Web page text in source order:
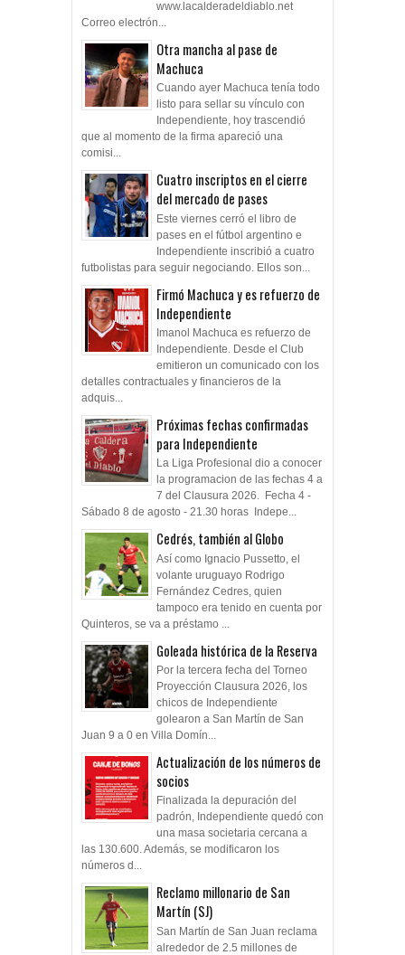
www.lacalderadeldiablo.net
Correo electrón...
Otra mancha al pase de
Machuca
Cuando ayer Machuca tenía todo
listo para sellar su vínculo con
Independiente, hoy trascendió
que al momento de la firma apareció una
comisi...
Cuatro inscriptos en el cierre
del mercado de pases
Este viernes cerró el libro de
pases en el fútbol argentino e
Independiente inscribió a cuatro
futbolistas para seguir negociando. Ellos son...
Firmó Machuca y es refuerzo de
Independiente
Imanol Machuca es refuerzo de
Independiente. Desde el Club
emitieron un comunicado con los
detalles contractuales y financieros de la
adquis...
Próximas fechas confirmadas
para Independiente
La Liga Profesional dio a conocer
la programacion de las fechas 4 a
7 del Clausura 2026. Fecha 4 -
Sábado 8 de agosto - 21.30 horas Indepe...
Cedrés, también al Globo
Así como Ignacio Pussetto, el
volante uruguayo Rodrigo
Fernández Cedres, quien
tampoco era tenido en cuenta por
Quinteros, se va a préstamo ...
Goleada histórica de la Reserva
Por la tercera fecha del Torneo
Proyección Clausura 2026, los
chicos de Independiente
golearon a San Martín de San
Juan 9 a 0 en Villa Domín...
Actualización de los números de
socios
Finalizada la depuración del
padrón, Independiente quedó con
una masa societaria cercana a
las 130.600. Además, se modificaron los
números d...
Reclamo millonario de San
Martín (SJ)
San Martín de San Juan reclama
alrededor de 2.5 millones de